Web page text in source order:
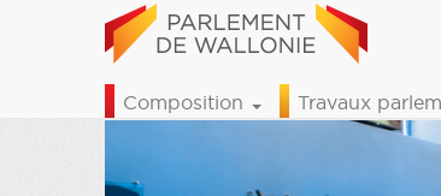
Composition Travaux